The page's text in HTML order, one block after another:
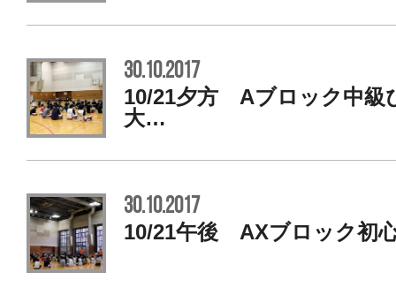
30.10.2017
10/21夕方 Aブロック中級
大…
30.10.2017
10/21午後 AXブロック初